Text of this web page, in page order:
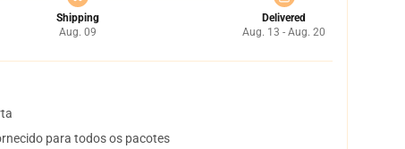
Shipping
Aug. 09
Delivered
Aug. 13 - Aug. 20
para todos os pacotes